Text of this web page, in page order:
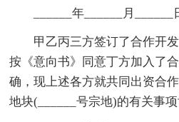
______年______月______
甲乙丙三方签订了合作开发
按《意向书》同意丁方加入了
确，现上述各方就共同出资合作
地块(______号宗地)的有关事